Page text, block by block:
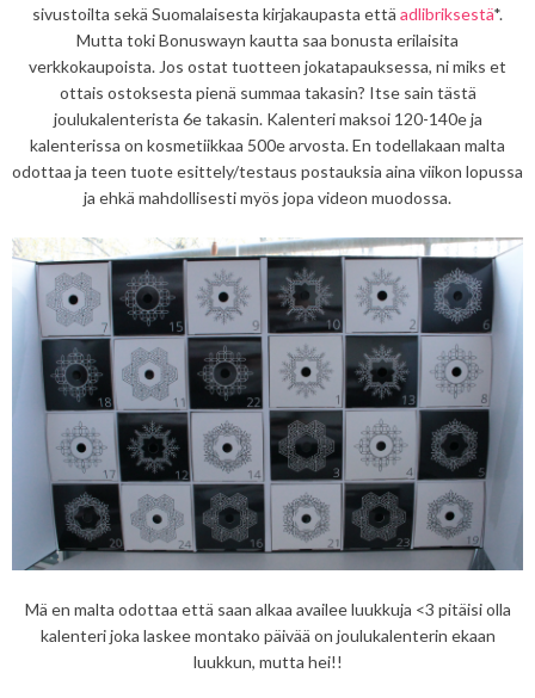
sivustoilta sekä Suomalaisesta kirjakaupasta että adlibriksestä*.
Mutta toki Bonuswayn kautta saa bonusta erilaisita
verkkokaupoista. Jos ostat tuotteen jokatapauksessa, ni miks et
ottais ostoksesta pienä summaa takasin? Itse sain tästä
joulukalenterista 6e takasin. Kalenteri maksoi 120-140e ja
kalenterissa on kosmetiikkaa 500e arvosta. En todellakaan malta
odottaa ja teen tuote esittely/testaus postauksia aina viikon lopussa
ja ehkä mahdollisesti myös jopa videon muodossa.
Mä en malta odottaa että saan alkaa availee luukkuja <3 pitäisi olla
kalenteri joka laskee montako päivää on joulukalenterin ekaan
luukkun, mutta hei!!